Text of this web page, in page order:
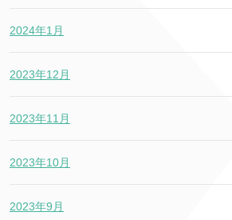
2024年1月
2023年12月
2023年11月
2023年10月
2023年9月